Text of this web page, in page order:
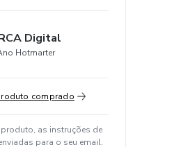
Digital
Hotmarter
comprado
as instruções de
para o seu email.